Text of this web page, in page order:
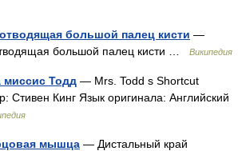
большой палец кисти —
большой палец кисти …
Википедия
миссис Тодд — Mrs. Todd s Shortcut
Стивен Кинг Язык оригинала: Английский
мышца — Дистальный край